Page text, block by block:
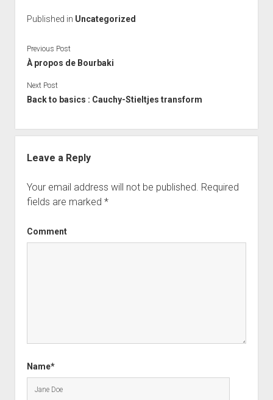
Published in Uncategorized
Previous Post
À propos de Bourbaki
Next Post
Back to basics : Cauchy-Stieltjes transform
Leave a Reply
Your email address will not be published. Required
fields are marked *
Comment
Name*